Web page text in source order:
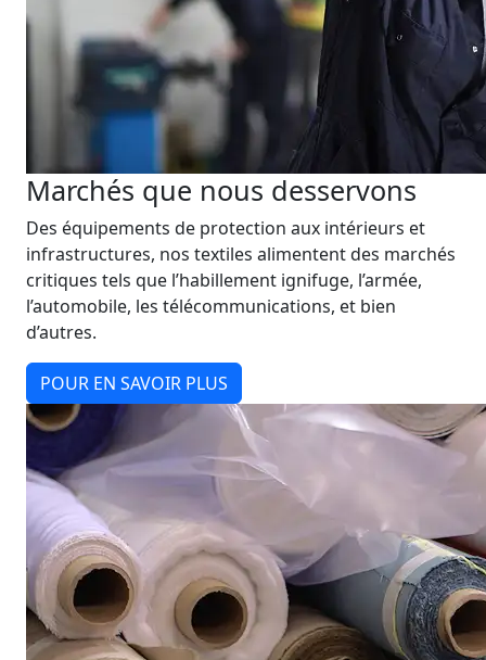
Marchés que nous desservons
Des équipements de protection aux intérieurs et
infrastructures, nos textiles alimentent des marchés
critiques tels que l’habillement ignifuge, l’armée,
l’automobile, les télécommunications, et bien
d’autres.
POUR EN SAVOIR PLUS